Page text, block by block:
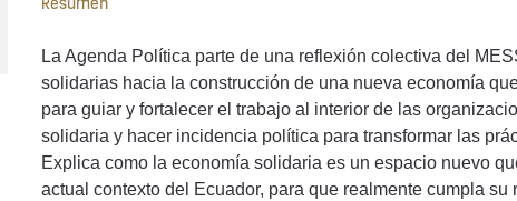
Resumen
La Agenda Política parte de una reflexión colectiva del
solidarias hacia la construcción de una nueva economía
para guiar y fortalecer el trabajo al interior de las
solidaria y hacer incidencia política para transformar las
Explica como la economía solidaria es un espacio nuevo
actual contexto del Ecuador, para que realmente cumpla